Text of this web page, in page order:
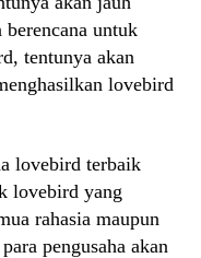
untuk
tentunya akan
lovebird
lovebird terbaik
lovebird yang
rahasia maupun
pengusaha akan